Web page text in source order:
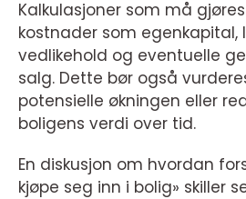
Kalkulasjoner som må
kostnader som egenkapital,
vedlikehold og eventuelle
salg. Dette bør også
potensielle økningen eller
boligens verdi over tid.
En diskusjon om hvordan
kjøpe seg inn i bolig» skiller